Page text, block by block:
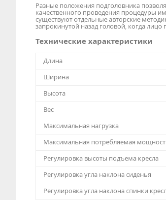
Разные положения подголовника
качественного проведения процедуры
существуют отдельные авторские
запрокинутой назад головой, когда
Технические характеристики
Длина
Ширина
Высота
Вес
Максимальная нагрузка
Максимальная потребляемая
Регулировка высоты подъема кресла
Регулировка угла наклона сиденья
Регулировка угла наклона спинки